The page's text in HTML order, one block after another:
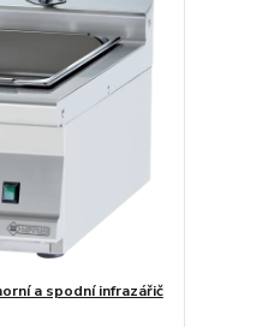
a spodní infrazářič